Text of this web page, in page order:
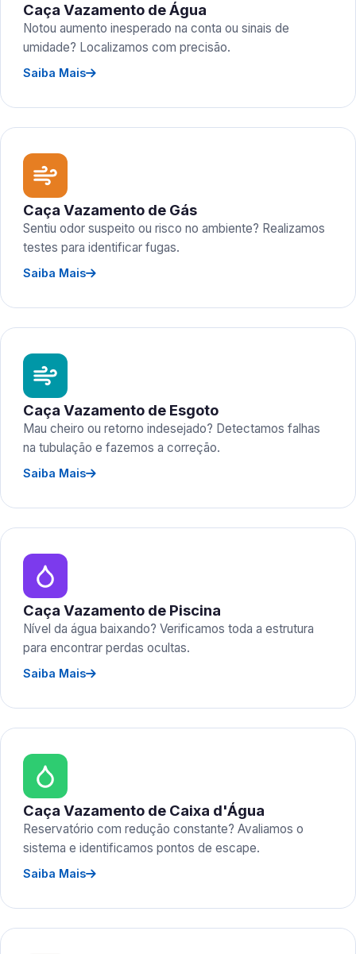
Caça Vazamento de Água
Notou aumento inesperado na conta ou sinais de
umidade? Localizamos com precisão.
Saiba Mais
Caça Vazamento de Gás
Sentiu odor suspeito ou risco no ambiente? Realizamos
testes para identificar fugas.
Saiba Mais
Caça Vazamento de Esgoto
Mau cheiro ou retorno indesejado? Detectamos falhas
na tubulação e fazemos a correção.
Saiba Mais
Caça Vazamento de Piscina
Nível da água baixando? Verificamos toda a estrutura
para encontrar perdas ocultas.
Saiba Mais
Caça Vazamento de Caixa d'Água
Reservatório com redução constante? Avaliamos o
sistema e identificamos pontos de escape.
Saiba Mais